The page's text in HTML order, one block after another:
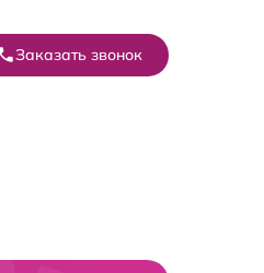
Заказать звонок